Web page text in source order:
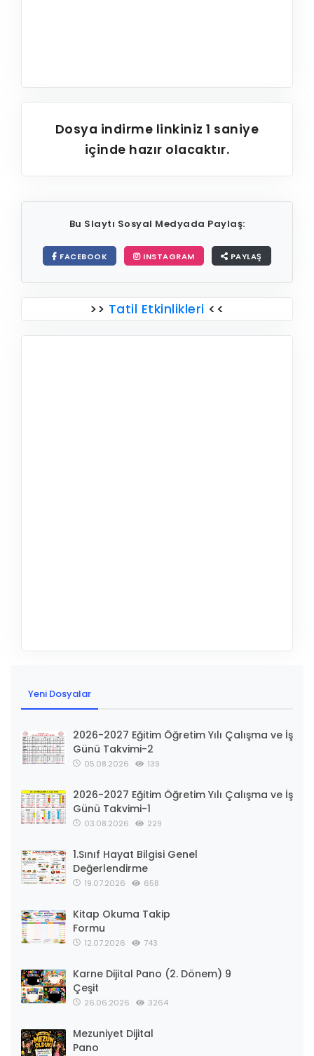
Dosya indirme linkiniz1 saniye
içinde hazır olacaktır.
Bu Slaytı Sosyal Medyada Paylaş:
FACEBOOK INSTAGRAM PAYLAŞ
>> Tatil Etkinlikleri <<
Yeni Dosyalar
2026-2027 Eğitim Öğretim Yılı Çalışma ve İş
Günü Takvimi-2
05.08.2026 139
2026-2027 Eğitim Öğretim Yılı Çalışma ve İş
Günü Takvimi-1
03.08.2026 229
1.Sınıf Hayat Bilgisi Genel
Değerlendirme
19.07.2026 658
Kitap Okuma Takip
Formu
12.07.2026 743
Karne Dijital Pano (2. Dönem) 9
Çeşit
26.06.2026 3264
Mezuniyet Dijital
Pano